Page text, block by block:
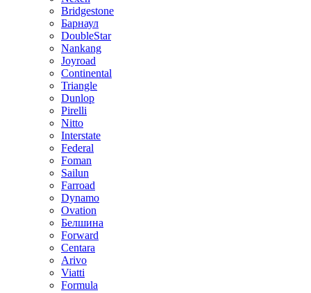
Bridgestone
Барнаул
DoubleStar
Nankang
Joyroad
Continental
Triangle
Dunlop
Pirelli
Nitto
Interstate
Federal
Foman
Sailun
Farroad
Dynamo
Ovation
Белшина
Forward
Centara
Arivo
Viatti
Formula